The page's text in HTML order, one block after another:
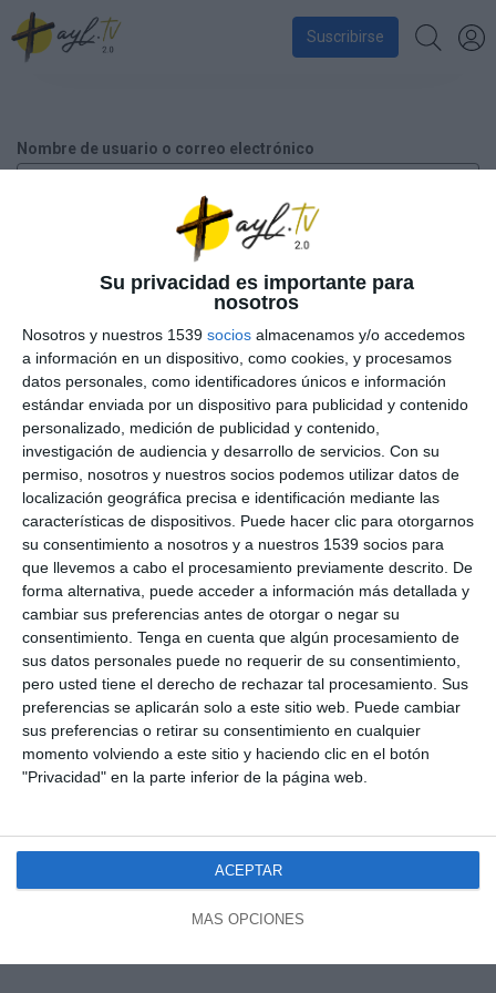
Su privacidad es importante para
nosotros
Nosotros y nuestros 1539 socios almacenamos y/o accedemos
a información en un dispositivo, como cookies, y procesamos
datos personales, como identificadores únicos e información
estándar enviada por un dispositivo para publicidad y contenido
personalizado, medición de publicidad y contenido,
investigación de audiencia y desarrollo de servicios. Con su
permiso, nosotros y nuestros socios podemos utilizar datos de
localización geográfica precisa e identificación mediante las
características de dispositivos. Puede hacer clic para otorgarnos
su consentimiento a nosotros y a nuestros 1539 socios para
que llevemos a cabo el procesamiento previamente descrito. De
forma alternativa, puede acceder a información más detallada y
cambiar sus preferencias antes de otorgar o negar su
consentimiento. Tenga en cuenta que algún procesamiento de
sus datos personales puede no requerir de su consentimiento,
pero usted tiene el derecho de rechazar tal procesamiento. Sus
preferencias se aplicarán solo a este sitio web. Puede cambiar
sus preferencias o retirar su consentimiento en cualquier
momento volviendo a este sitio y haciendo clic en el botón
"Privacidad" en la parte inferior de la página web.
MÁS OPCIONES
ACEPTAR
Suscribirse
Nombre de usuario o correo electrónico
Recuérdame
¿Has perdido tu contraseña?